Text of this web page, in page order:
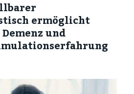
ermöglicht
und